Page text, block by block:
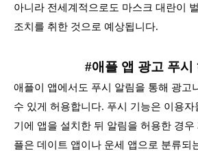
아니라 전세계적으로도 마스크 대란이
조치를 취한 것으로 예상됩니다.
#애플 앱 광고 푸시
애플이 앱에서도 푸시 알림을 통해 광고
수 있게 허용합니다. 푸시 기능은 이용자
기에 앱을 설치한 뒤 알림을 허용한 경우
플은 데이트 앱이나 운세 앱으로 분류되